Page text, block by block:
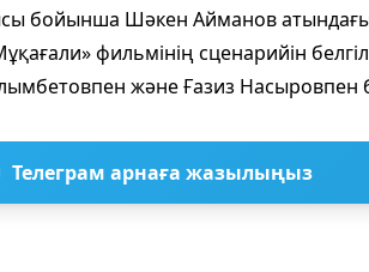
бойынша Шәкен Айманов
фильмінің сценарийін
және Ғазиз Насыровпен
Телеграм арнаға жазылыңыз